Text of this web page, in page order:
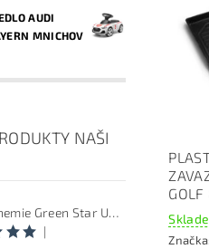
AUDI
MNICHOV
NAŠI
Koch Chemie Green Star Univerzal - Univerzální čistič
|
Značka: